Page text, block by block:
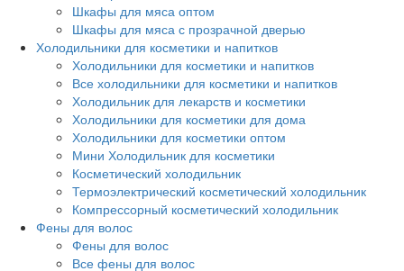
Шкафы для мяса оптом
Шкафы для мяса с прозрачной дверью
Холодильники для косметики и напитков
Холодильники для косметики и напитков
Все холодильники для косметики и напитков
Холодильник для лекарств и косметики
Холодильники для косметики для дома
Холодильники для косметики оптом
Мини Холодильник для косметики
Косметический холодильник
Термоэлектрический косметический холодильник
Компрессорный косметический холодильник
Фены для волос
Фены для волос
Все фены для волос